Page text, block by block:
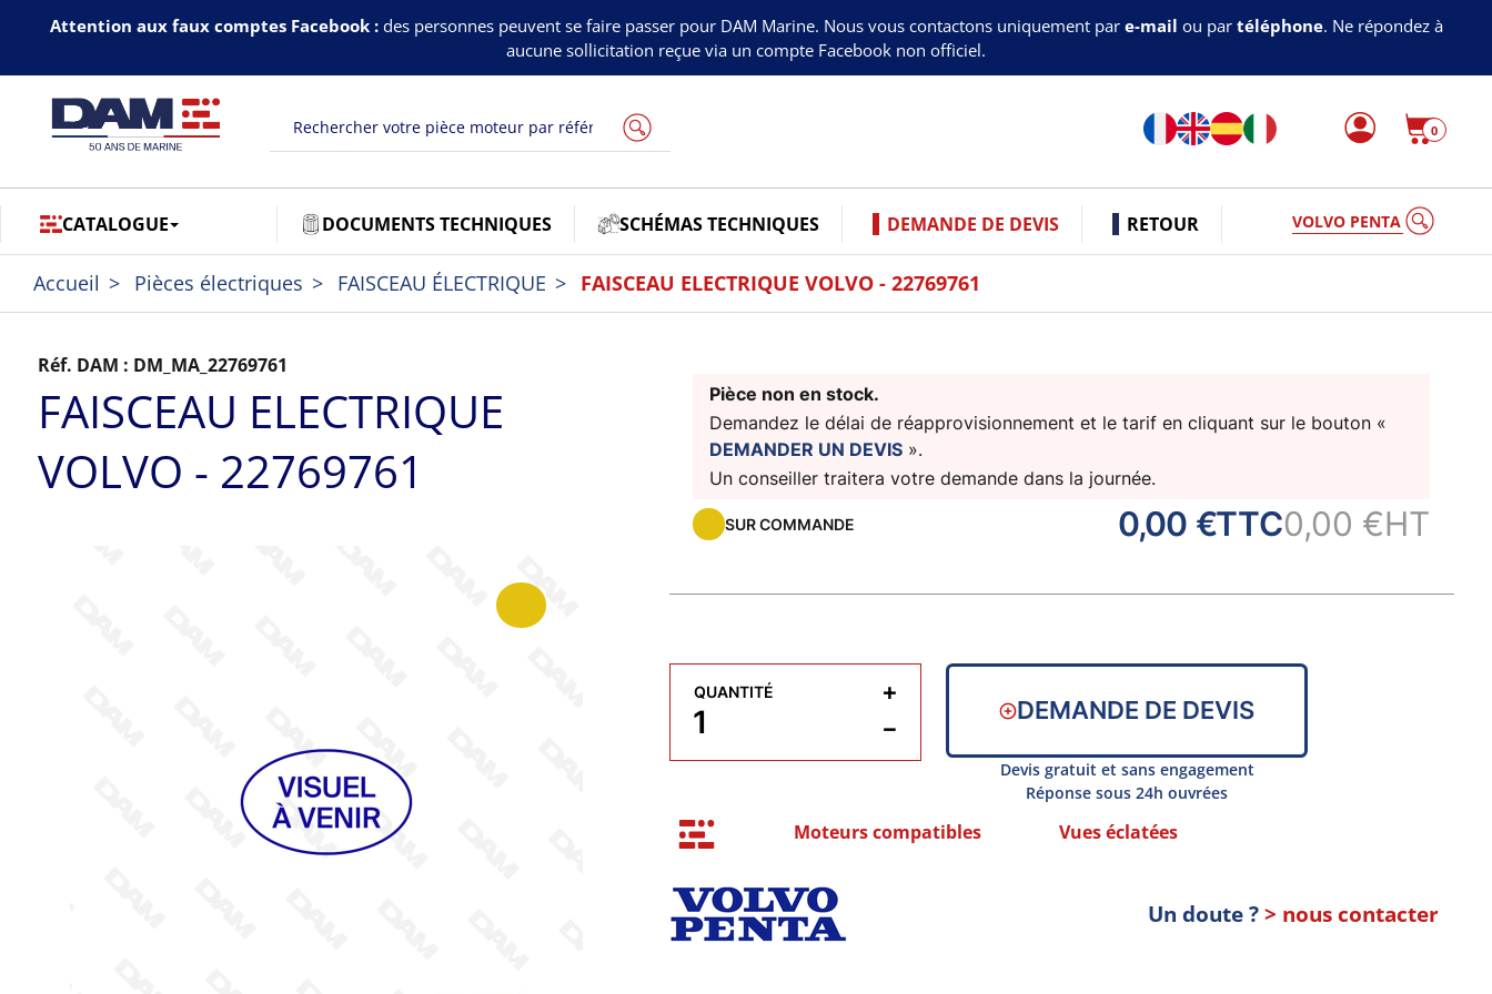
Attention aux faux comptes Facebook :des personnes peuvent se faire passer pour DAM Marine. Nous vous contactons uniquement par e-mail ou par téléphone. Ne répondez à
aucune sollicitation reçue via un compte Facebook non officiel.
0
CATALOGUE DOCUMENTS TECHNIQUES SCHÉMAS TECHNIQUES DEMANDE DE DEVIS RETOUR VOLVO PENTA
Accueil Pièces électriques FAISCEAU ÉLECTRIQUE FAISCEAU ELECTRIQUE VOLVO - 22769761
Réf. DAM : DM_MA_22769761
FAISCEAU ELECTRIQUE
VOLVO - 22769761
Pièce non en stock.
Demandez le délai de réapprovisionnement et le tarif en cliquant sur le bouton «
DEMANDER UN DEVIS».
Un conseiller traitera votre demande dans la journée.
SUR COMMANDE 0,00 €TTC0,00 €HT
QUANTITÉ
−
+
DEMANDE DE DEVIS
Devis gratuit et sans engagement
Réponse sous 24h ouvrées
Moteurs compatibles Vues éclatées
Un doute ?> nous contacter